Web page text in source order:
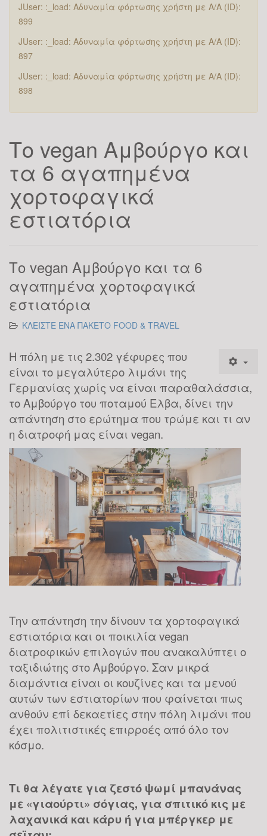
JUser: :_load: Αδυναμία φόρτωσης χρήστη με Α/Α (ID):
899
JUser: :_load: Αδυναμία φόρτωσης χρήστη με Α/Α (ID):
897
JUser: :_load: Αδυναμία φόρτωσης χρήστη με Α/Α (ID):
898
Το vegan Αμβούργο και
τα 6 αγαπημένα
χορτοφαγικά
εστιατόρια
Το vegan Αμβούργο και τα 6
αγαπημένα χορτοφαγικά
εστιατόρια
ΚΛΕΙΣΤΕ ΕΝΑ ΠΑΚΕΤΟ FOOD & TRAVEL
Η πόλη με τις 2.302 γέφυρες που
είναι το μεγαλύτερο λιμάνι της
Γερμανίας χωρίς να είναι παραθαλάσσια,
το Αμβούργο του ποταμού Ελβα, δίνει την
απάντηση στο ερώτημα που τρώμε και τι αν
η διατροφή μας είναι vegan.
Την απάντηση την δίνουν τα χορτοφαγικά
εστιατόρια και οι ποικιλία vegan
διατροφικών επιλογών που ανακαλύπτει ο
ταξιδιώτης στο Αμβούργο. Σαν μικρά
διαμάντια είναι οι κουζίνες και τα μενού
αυτών των εστιατορίων που φαίνεται πως
ανθούν επί δεκαετίες στην πόλη λιμάνι που
έχει πολιτιστικές επιρροές από όλο τον
κόσμο.
Τι θα λέγατε για ζεστό ψωμί μπανάνας
με «γιαούρτι» σόγιας, για σπιτικό κις με
λαχανικά και κάρυ ή για μπέργκερ με